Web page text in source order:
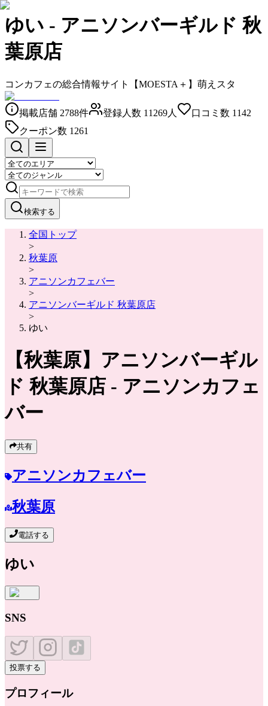
ゆい - アニソンバーギルド 秋
葉原店
コンカフェの総合情報サイト【MOESTA＋】萌えスタ
掲載店舗 2788件 登録人数 11269人 口コミ数 1142
クーポン数 1261
検索する
全国トップ
>
秋葉原
>
アニソンカフェバー
>
アニソンバーギルド 秋葉原店
>
ゆい
【秋葉原】 アニソンバーギル
ド 秋葉原店 - アニソンカフェ
バー
共有
アニソンカフェバー
秋葉原
電話する
ゆい
SNS
投票する
プロフィール